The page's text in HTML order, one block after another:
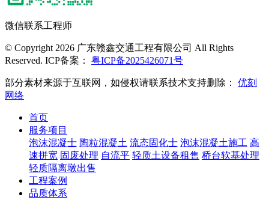
微信联系工程师
© Copyright 2026 广东赣鑫交通工程有限公司 All Rights
Reserved. ICP备案： 粤ICP备2025426071号
部分素材来源于互联网，如侵权请联系技术支持删除： 优刻
网络
首页
服务项目
泡沫混凝士 陶粒混凝土 流态固化士 泡沫混凝土施工 高
速拼宽 固废处理 自流平 轻质土设备租售 桥台软基处理
轻质隔离墩出售
工程案例
品质体系